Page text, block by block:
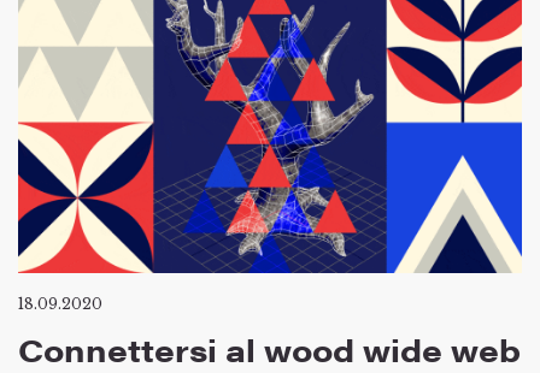
18.09.2020
Connettersi al wood wide web